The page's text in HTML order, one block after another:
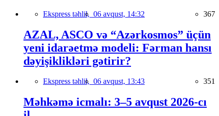
Ekspress təhlil, 06 avqust, 14:32 367
AZAL, ASCO və “Azərkosmos” üçün
yeni idarəetmə modeli: Fərman hansı
dəyişiklikləri gətirir?
Ekspress təhlil, 06 avqust, 13:43 351
Məhkəmə icmalı: 3–5 avqust 2026-cı